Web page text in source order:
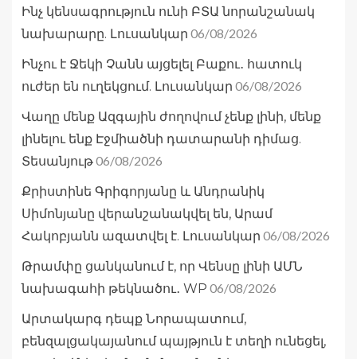
Ինչ կենսագրություն ունի ԲՏԱ նորանշանակ
նախարարը. Լուսանկար 06/08/2026
Ինչու է Ջեկի Չանն այցելել Բաքու․ հատուկ
ուժեր են ուղեկցում. Լուսանկար 06/08/2026
Վաղը մենք Ազգային ժողովում չենք լինի, մենք
լինելու ենք Էջմիածնի դատարանի դիմաց.
Տեսանյութ06/08/2026
Քրիստինե Գրիգորյանը և Անդրանիկ
Սիմոնյանը վերանշանակվել են, Արամ
Հակոբյանն ազատվել է. Լուսանկար 06/08/2026
Թրամփը ցանկանում է, որ Վենսը լինի ԱՄՆ
նախագահի թեկնածու․ WP 06/08/2026
Արտակարգ դեպք Նորապատում,
բենզալցակայանում պայթյուն է տեղի ունեցել,